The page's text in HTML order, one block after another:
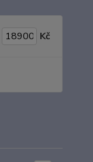
Kč